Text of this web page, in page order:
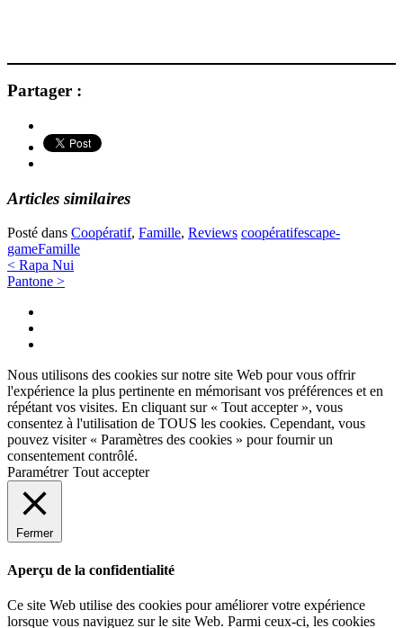
Partager :
Articles similaires
Posté dans Coopératif, Famille, Reviews coopératifescape-
gameFamille
Navigation
des
articles
< Rapa Nui
Pantone >
Nous utilisons des cookies sur notre site Web pour vous offrir
l'expérience la plus pertinente en mémorisant vos préférences et en
répétant vos visites. En cliquant sur « Tout accepter », vous
consentez à l'utilisation de TOUS les cookies. Cependant, vous
pouvez visiter « Paramètres des cookies » pour fournir un
consentement contrôlé.
Paramétrer Tout accepter
Fermer
Aperçu de la confidentialité
Ce site Web utilise des cookies pour améliorer votre expérience
lorsque vous naviguez sur le site Web. Parmi ceux-ci, les cookies